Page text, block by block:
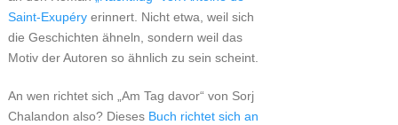
Saint-Exupéryerinnert. Nicht etwa, weil sich
die Geschichten ähneln, sondern weil das
Motiv der Autoren so ähnlich zu sein scheint.
An wen richtet sich „Am Tag davor“ von Sorj
Chalandon also? Dieses Buch richtet sich an